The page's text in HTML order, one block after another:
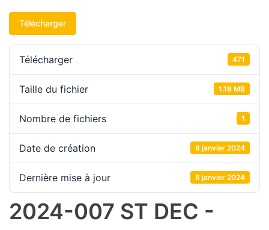
Télécharger
Télécharger 471
Taille du fichier 1.18 MB
Nombre de fichiers 1
Date de création 8 janvier 2024
Dernière mise à jour 8 janvier 2024
2024-007 ST DEC -